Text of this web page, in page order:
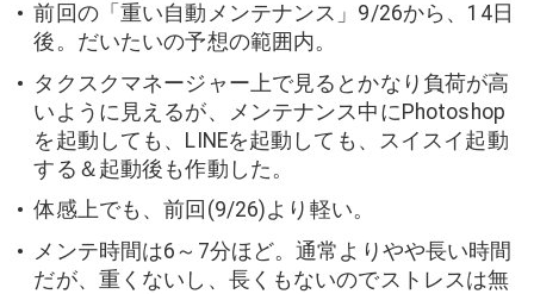
前回の「重い自動メンテナンス」9/26から、14日
後。だいたいの予想の範囲内。
タクスクマネージャー上で見るとかなり負荷が高
いように見えるが、メンテナンス中にPhotoshop
を起動しても、LINEを起動しても、スイスイ起動
する＆起動後も作動した。
体感上でも、前回(9/26)より軽い。
メンテ時間は6～7分ほど。通常よりやや長い時間
だが、重くないし、長くもないのでストレスは無